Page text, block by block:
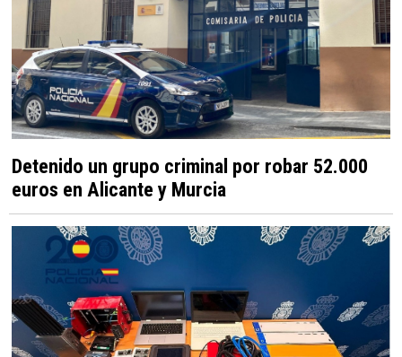
Detenido un grupo criminal por robar 52.000
euros en Alicante y Murcia